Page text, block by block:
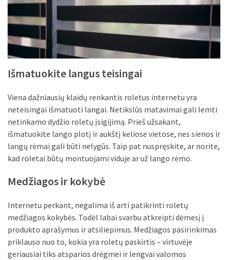
(76)
(70)
(38)
Įdomybės
(28)
Verslas
(20)
(19)
Auto
(13)
Uncategorized
(12)
Išmatuokite langus teisingai
Viena dažniausių klaidų renkantis roletus internetu yra
neteisingai išmatuoti langai. Netikslūs matavimai gali lemti
netinkamo dydžio roletų įsigijimą. Prieš užsakant,
išmatuokite lango plotį ir aukštį keliose vietose, nes sienos ir
langų rėmai gali būti nelygūs. Taip pat nuspręskite, ar norite,
kad roletai būtų montuojami viduje ar už lango rėmo.
Medžiagos ir kokybė
Internetu perkant, negalima iš arti patikrinti roletų
medžiagos kokybės. Todėl labai svarbu atkreipti dėmesį į
produkto aprašymus ir atsiliepimus. Medžiagos pasirinkimas
priklauso nuo to, kokia yra roletų paskirtis – virtuvėje
geriausiai tiks atsparios drėgmei ir lengvai valomos